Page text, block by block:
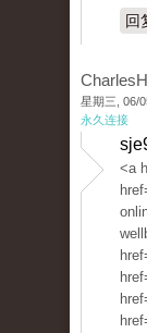
回
星期三, 06/
永久连接
<a